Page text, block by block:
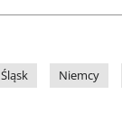
Śląsk Niemcy